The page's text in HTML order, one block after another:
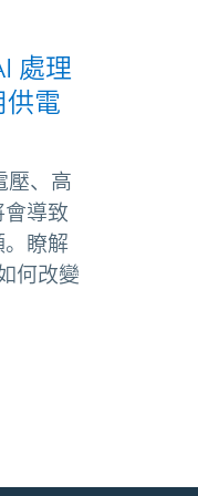
處理
供電
壓、高
導致
。瞭解
何改變